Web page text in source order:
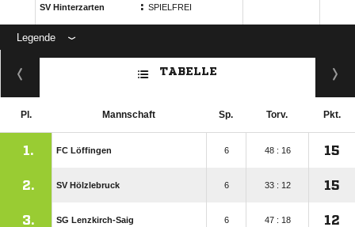
SV Hinterzarten : SPIELFREI
Legende
ANZEIGE
TABELLE
Pl. Mannschaft Sp. Torv. Pkt.
1. FC Löffingen 6 48 : 16 15
2. SV Hölzlebruck 6 33 : 12 15
3. SG Lenzkirch-Saig 6 47 : 18 12